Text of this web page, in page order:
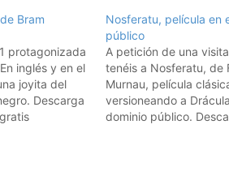
Bram
protagonizada
inglés y en el
joyita del
Descarga
Nosferatu, película en
público
A petición de una
tenéis a Nosferatu, de
Murnau, película
versioneando a
dominio público.